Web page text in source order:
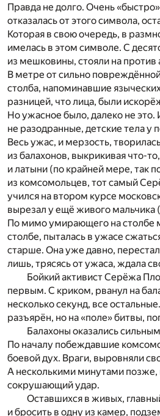
Правда не долго. Очень
отказалась от этого символа,
Которая в свою очередь, в
имелась в этом символе. С
из мешковины, стояли на против
В метре от сильно
столба, напоминавшие
разницей, что лица, были
Но ужасное было, далеко не это.
не разодранные, детские тела у
Весь ужас, и мерзость,
из балахонов, выкрикивая что-
и латыни (по крайней мере, так
из комсомольцев, тот самый
учился на втором курсе
вырезал у ещё живого мальчика
По мимо умирающего на столбе
столбе, пыталась в ужасе
старше. Она уже давно,
лишь, трясясь от ужаса, ждала
Бойкий активист Серёжа
первым. С криком, рванул на
несколько секунд, все
разъярён, но на «поле» битвы,
Балахоны оказались
По началу побеждавшие
боевой дух. Враги, выровняли
А несколькими минутами позже,
сокрушающий удар.
Оставшихся в живых,
и бросить в одну из камер,